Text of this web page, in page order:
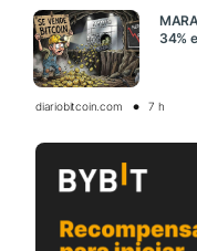
34%
diariobitcoin.com 7 h